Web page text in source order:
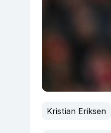
Kristian Eriksen